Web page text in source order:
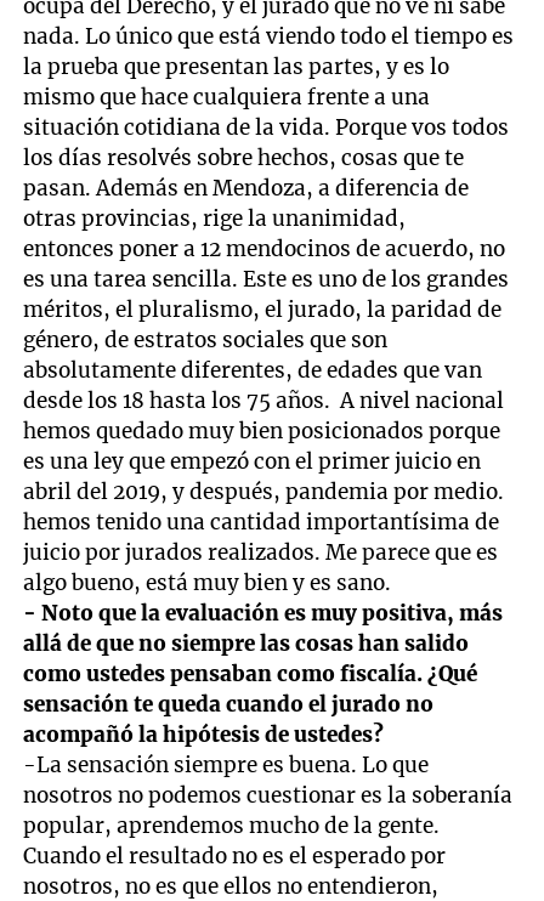
ocupa del Derecho, y el jurado que no ve ni sabe
nada. Lo único que está viendo todo el tiempo es
la prueba que presentan las partes, y es lo
mismo que hace cualquiera frente a una
situación cotidiana de la vida. Porque vos todos
los días resolvés sobre hechos, cosas que te
pasan. Además en Mendoza, a diferencia de
otras provincias, rige la unanimidad,
entonces poner a 12 mendocinos de acuerdo, no
es una tarea sencilla. Este es uno de los grandes
méritos, el pluralismo, el jurado, la paridad de
género, de estratos sociales que son
absolutamente diferentes, de edades que van
desde los 18 hasta los 75 años. A nivel nacional
hemos quedado muy bien posicionados porque
es una ley que empezó con el primer juicio en
abril del 2019, y después, pandemia por medio.
hemos tenido una cantidad importantísima de
juicio por jurados realizados. Me parece que es
algo bueno, está muy bien y es sano.
- Noto que la evaluación es muy positiva, más
allá de que no siempre las cosas han salido
como ustedes pensaban como fiscalía. ¿Qué
sensación te queda cuando el jurado no
acompañó la hipótesis de ustedes?
-La sensación siempre es buena. Lo que
nosotros no podemos cuestionar es la soberanía
popular, aprendemos mucho de la gente.
Cuando el resultado no es el esperado por
nosotros, no es que ellos no entendieron,